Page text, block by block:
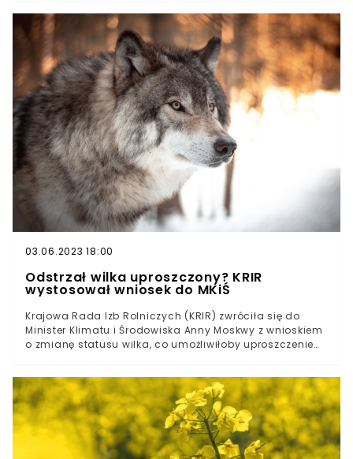
zrównoważonym Programie Rozwoju Obszarów
Wiejskich korzystania z ekoschematów. Jakie
stanowisko objął rząd w tej sprawie?
03.06.2023 18:00
Odstrzał wilka uproszczony? KRIR
wystosował wniosek do MKiŚ
Krajowa Rada Izb Rolniczych (KRIR) zwróciła się do
Minister Klimatu i Środowiska Anny Moskwy z wnioskiem
o zmianę statusu wilka, co umożliwiłoby uproszczenie
wilków przyczynia się do coraz częstszych szkód w
gospodarstwach rolnych oraz stanowi bezpośrednie
zagrożenie dla zdrowia i życia mieszkańców obszarów
wiejskich.